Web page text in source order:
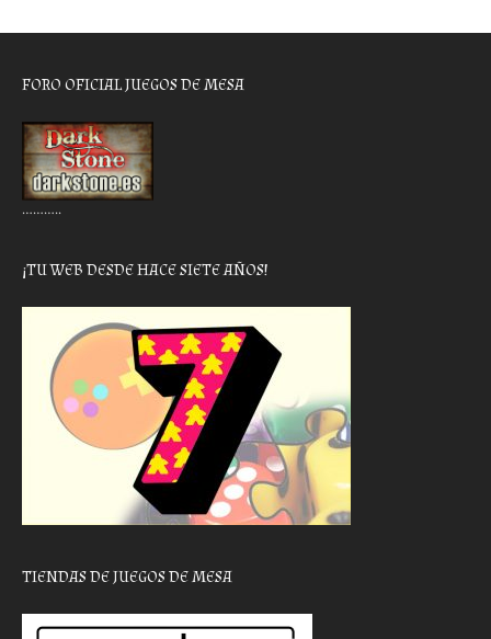
FORO OFICIAL JUEGOS DE MESA
………..
¡TU WEB DESDE HACE SIETE AÑOS!
TIENDAS DE JUEGOS DE MESA